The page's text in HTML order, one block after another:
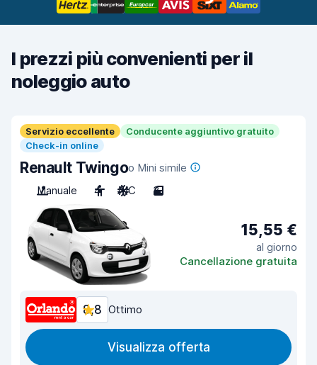
I prezzi più convenienti per il
noleggio auto
Servizio eccellente
Conducente aggiuntivo gratuito
Check-in online
Renault Twingoo Mini simile
Manuale
4 A/C 3
15,55 €
al giorno
Cancellazione gratuita
8,8 Ottimo
Visualizza offerta